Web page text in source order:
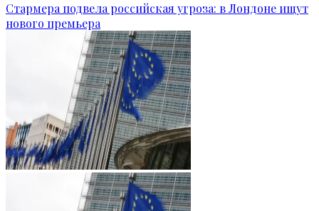
Стармера подвела российская угроза: в Лондоне ищут
нового премьера